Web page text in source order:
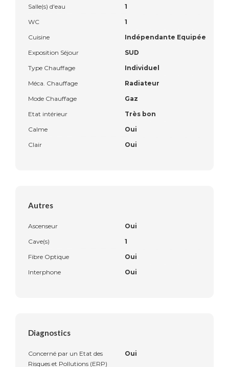
Salle(s) d'eau
1
WC
1
Cuisine
Indépendante Equipée
Exposition Séjour
SUD
Type Chauffage
Individuel
Méca. Chauffage
Radiateur
Mode Chauffage
Gaz
Etat intérieur
Très bon
Calme
Oui
Clair
Oui
Autres
Ascenseur
Oui
Cave(s)
1
Fibre Optique
Oui
Interphone
Oui
Diagnostics
Concerné par un Etat des
Risques et Pollutions (ERP)
Oui